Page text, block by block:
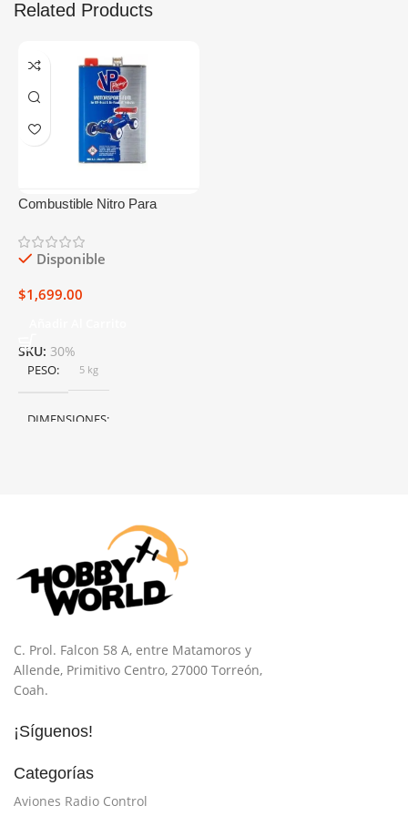
Related Products
Combustible Nitro Para
Galón
Disponible
$1,699.00
SKU: 30%
PESO 5 kg
DIMENSIONES
C. Prol. Falcon 58 A, entre Matamoros y
Allende, Primitivo Centro, 27000 Torreón,
Coah.
¡Síguenos!
Categorías
Aviones Radio Control